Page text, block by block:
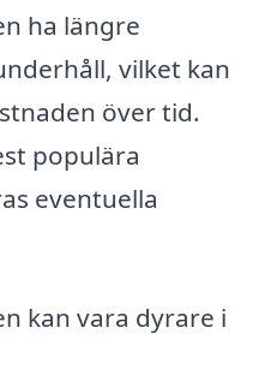
ha längre
vilket kan
över tid.
populära
eventuella
kan vara dyrare i